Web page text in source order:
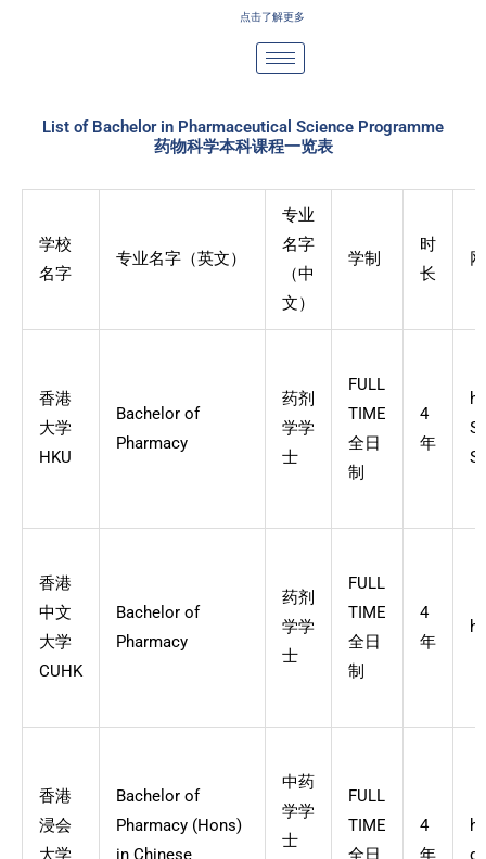
点击了解更多
List of Bachelor in Pharmaceutical Science Programme
药物科学本科课程一览表
学校
名字
专业名字（英文）
专业
名字
（中
文）
学制
时
长
香港
大学
HKU
Bachelor of
Pharmacy
药剂
学学
士
FULL
TIME
全日
制
4
年
香港
中文
大学
CUHK
Bachelor of
Pharmacy
药剂
学学
士
FULL
TIME
全日
制
4
年
香港
浸会
大学
Bachelor of
Pharmacy (Hons)
in Chinese
中药
学学
士
FULL
TIME
全日
4
年